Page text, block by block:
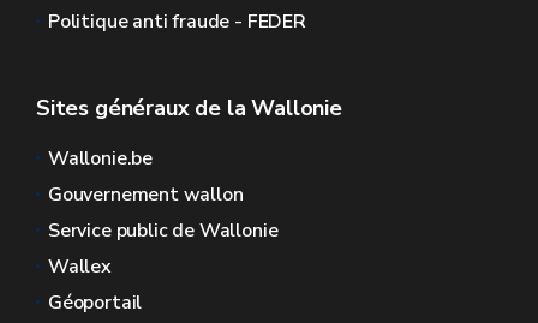
Politique anti fraude - FEDER
Sites généraux de la Wallonie
Wallonie.be
Gouvernement wallon
Service public de Wallonie
Wallex
Géoportail